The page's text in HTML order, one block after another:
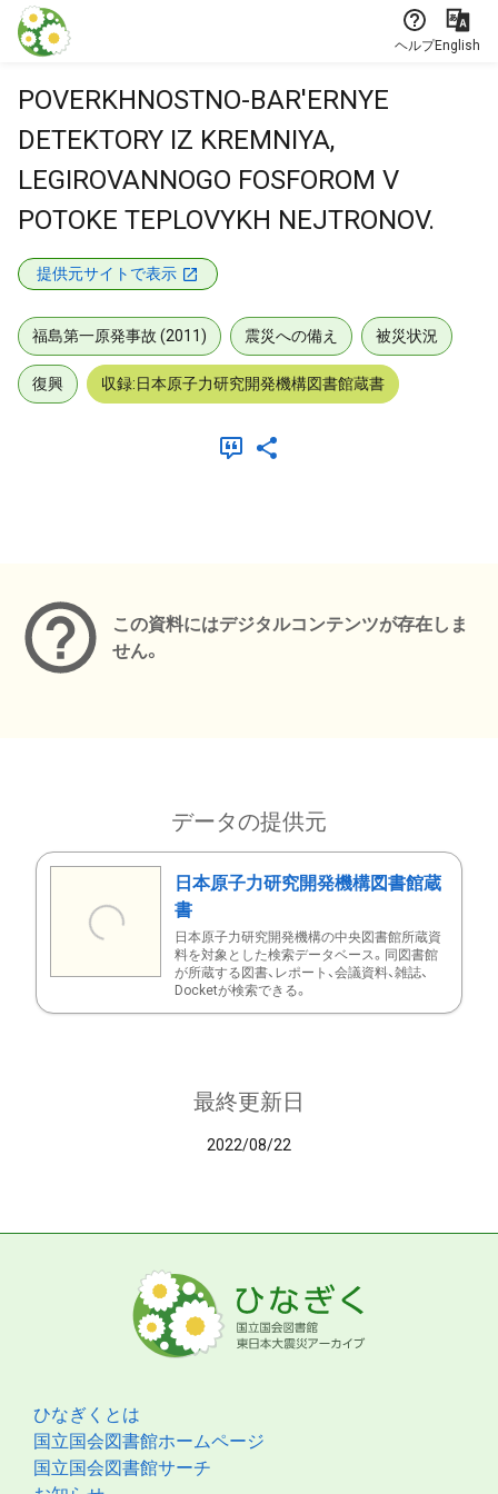
本文に飛ぶ
ヘルプEnglish
POVERKHNOSTNO-BAR'ERNYE
DETEKTORY IZ KREMNIYA,
LEGIROVANNOGO FOSFOROM V
POTOKE TEPLOVYKH NEJTRONOV.
提供元サイトで表示
福島第一原発事故 (2011) 震災への備え 被災状況
復興 収録:日本原子力研究開発機構図書館蔵書
この資料にはデジタルコンテンツが存在しま
せん。
データの提供元
日本原子力研究開発機構図書館蔵
書
日本原子力研究開発機構の中央図書館所蔵資
料を対象とした検索データベース。同図書館
が所蔵する図書、レポート、会議資料、雑誌、
Docketが検索できる。
最終更新日
2022/08/22
ひなぎくとは
国立国会図書館ホームページ
国立国会図書館サーチ